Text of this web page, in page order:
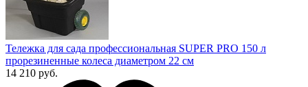
Тележка для сада профессиональная SUPER PRO 150 л
прорезиненные колеса диаметром 22 см
14 210 руб.